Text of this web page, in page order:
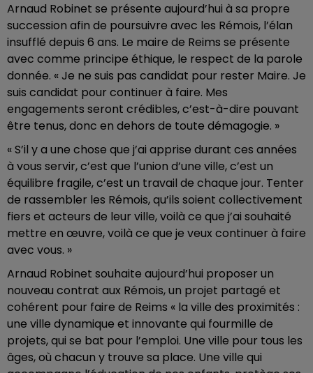
Arnaud Robinet se présente aujourd’hui à sa propre
succession afin de poursuivre avec les Rémois, l’élan
insufflé depuis 6 ans. Le maire de Reims se présente
avec comme principe éthique, le respect de la parole
donnée. « Je ne suis pas candidat pour rester Maire. Je
suis candidat pour continuer à faire. Mes
engagements seront crédibles, c’est-à-dire pouvant
être tenus, donc en dehors de toute démagogie. »
« S’il y a une chose que j’ai apprise durant ces années
à vous servir, c’est que l’union d’une ville, c’est un
équilibre fragile, c’est un travail de chaque jour. Tenter
de rassembler les Rémois, qu’ils soient collectivement
fiers et acteurs de leur ville, voilà ce que j’ai souhaité
mettre en œuvre, voilà ce que je veux continuer à faire
avec vous. »
Arnaud Robinet souhaite aujourd’hui proposer un
nouveau contrat aux Rémois, un projet partagé et
cohérent pour faire de Reims « la ville des proximités :
une ville dynamique et innovante qui fourmille de
projets, qui se bat pour l’emploi. Une ville pour tous les
âges, où chacun y trouve sa place. Une ville qui